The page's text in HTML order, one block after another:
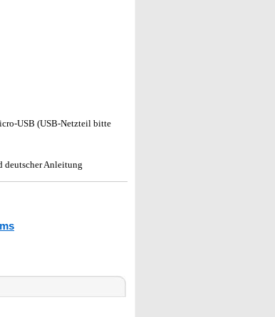
USB (USB-Netzteil bitte
deutscher Anleitung